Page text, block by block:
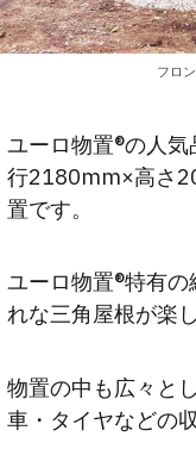
フロ
ユーロ物置®の人
行2180mm×高さ
置です。
ユーロ物置®特有
れな三角屋根が楽
物置の中も広々と
車・タイヤなどの